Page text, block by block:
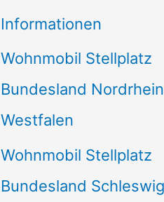
n
a
c
h
:
Informationen
Wohnmobil Stellplatz
Bundesland
Westfalen
Wohnmobil Stellplatz
Bundesland Schleswig